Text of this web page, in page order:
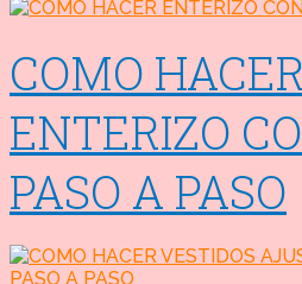
COMO HACER
ENTERIZO
PASO A PASO